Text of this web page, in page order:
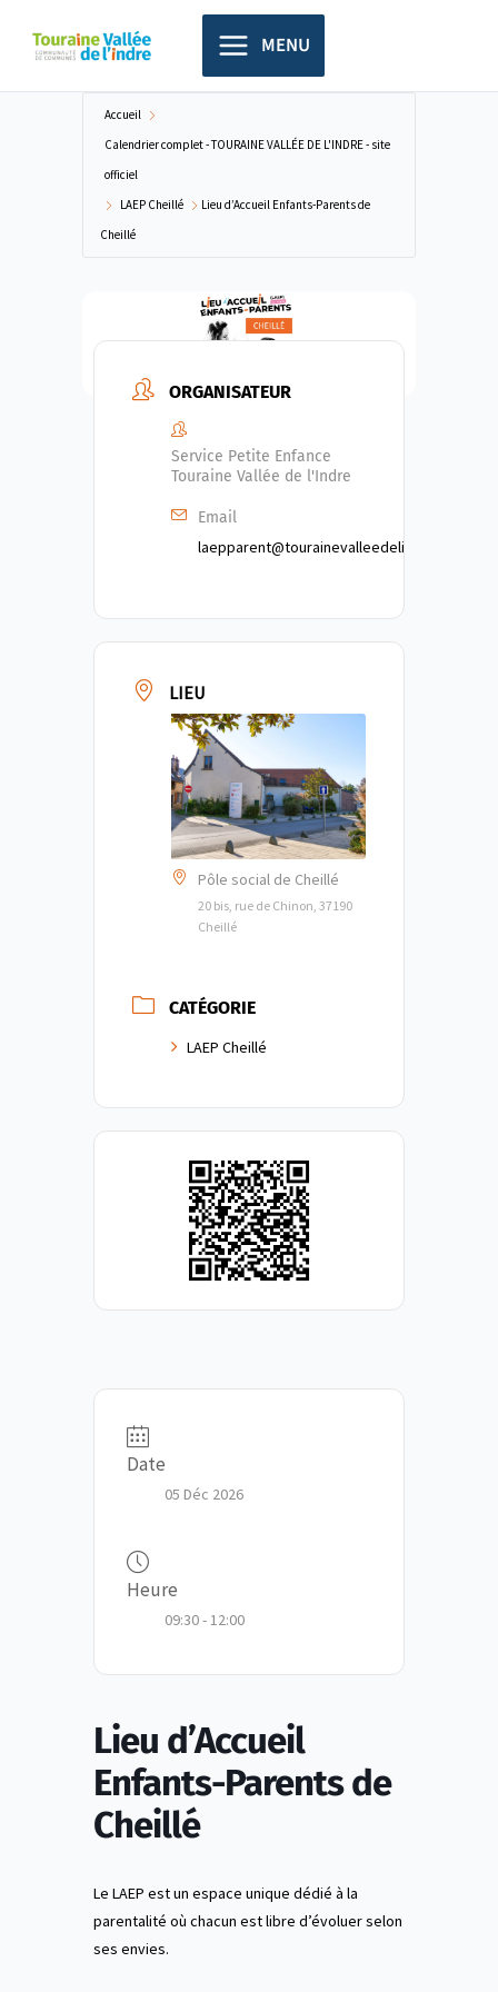
principal
MENU
Accueil
Calendrier complet - TOURAINE VALLÉE DE L'INDRE - site
officiel
LAEP Cheillé
Lieu d’Accueil Enfants-Parents de
Cheillé
ORGANISATEUR
Service Petite Enfance
Touraine Vallée de l'Indre
Email
laepparent@tourainevalleedelindre.fr
LIEU
Pôle social de Cheillé
20 bis, rue de Chinon, 37190
Cheillé
CATÉGORIE
LAEP Cheillé
Date
05 Déc 2026
Heure
09:30 - 12:00
Lieu d’Accueil
Enfants-Parents de
Cheillé
Le LAEP est un espace unique dédié à la
parentalité où chacun est libre d’évoluer selon
ses envies.